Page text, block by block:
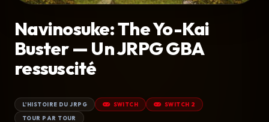
Navinosuke: The Yo-Kai
Buster — Un JRPG GBA
ressuscité
L'HISTOIRE DU JRPG SWITCH SWITCH 2
TOUR PAR TOUR